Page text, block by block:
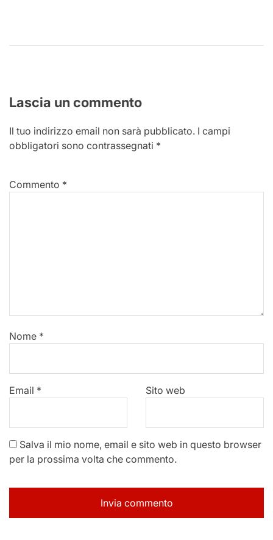
Lascia un commento
Il tuo indirizzo email non sarà pubblicato. I campi
obbligatori sono contrassegnati *
Commento *
Nome *
Email * Sito web
Salva il mio nome, email e sito web in questo browser
per la prossima volta che commento.